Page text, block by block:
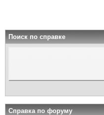
Поиск по справке
Справка по форуму